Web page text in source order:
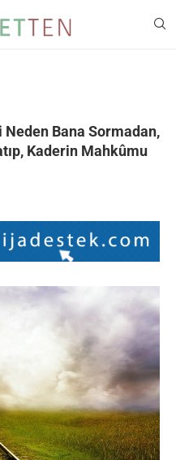
Bana Sormadan,
Kaderin Mahkûmu